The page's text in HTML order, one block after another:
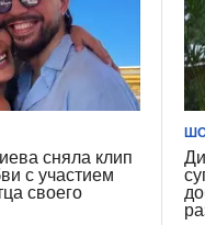
сняла клип
с участием
своего